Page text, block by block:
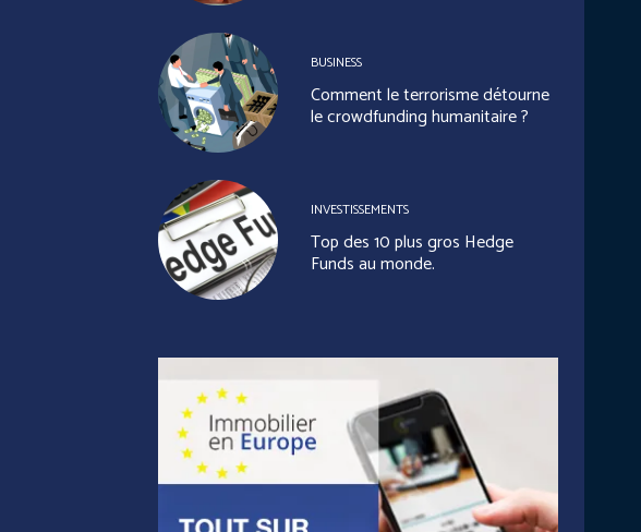
BUSINESS
Comment le terrorisme détourne
le crowdfunding humanitaire ?
INVESTISSEMENTS
Top des 10 plus gros Hedge
Funds au monde.